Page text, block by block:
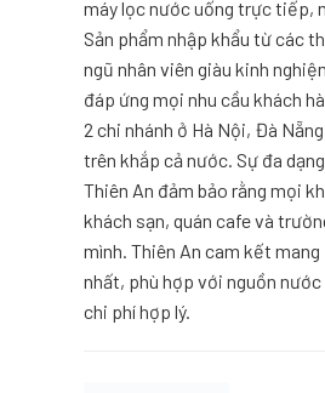
máy lọc nước uống trực tiếp,
Sản phẩm nhập khẩu từ các
ngũ nhân viên giàu kinh
đáp ứng mọi nhu cầu khách
2 chi nhánh ở Hà Nội, Đà
trên khắp cả nước. Sự đa
Thiên An đảm bảo rằng mọi
khách sạn, quán cafe và
mình. Thiên An cam kết
nhất, phù hợp với nguồn
chi phí hợp lý.